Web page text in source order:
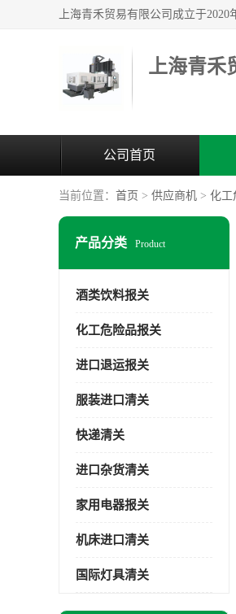
上海青禾
公司首页
当前位置： 首页 > 供应商机 > 化工
产品分类 Product
酒类饮料报关
化工危险品报关
进口退运报关
服装进口清关
快递清关
进口杂货清关
家用电器报关
机床进口清关
国际灯具清关